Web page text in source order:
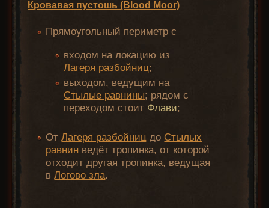
Кровавая пустошь (Blood Moor)
Прямоугольный периметр с
входом на локацию из
Лагеря разбойниц;
выходом, ведущим на
Стылые равнины; рядом с
переходом стоит Флави;
ОтЛагеря разбойниц до Стылых
равнин ведёт тропинка, от которой
отходит другая тропинка, ведущая
вЛогово зла.